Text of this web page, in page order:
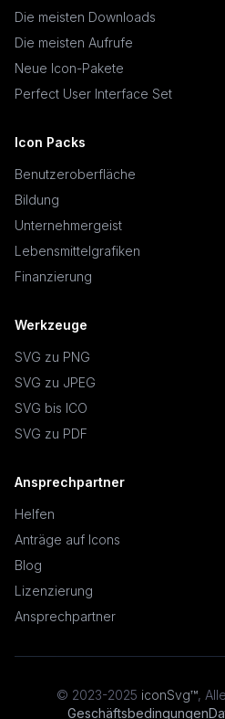
Die meisten Downloads
Die meisten Aufrufe
Neue Icon-Pakete
Perfect User Interface Set
Icon Packs
Benutzeroberfläche
Bildung
Unternehmergeist
Lebensmittelgrafiken
Finanzierung
Werkzeuge
SVG zu PNG
SVG zu JPEG
SVG bis ICO
SVG zu PDF
Ansprechpartner
Helfen
Anträge auf Icons
Blog
Lizenzierung
Ansprechpartner
© 2023-2025 iconSvg™,
Geschäftsbedingungen